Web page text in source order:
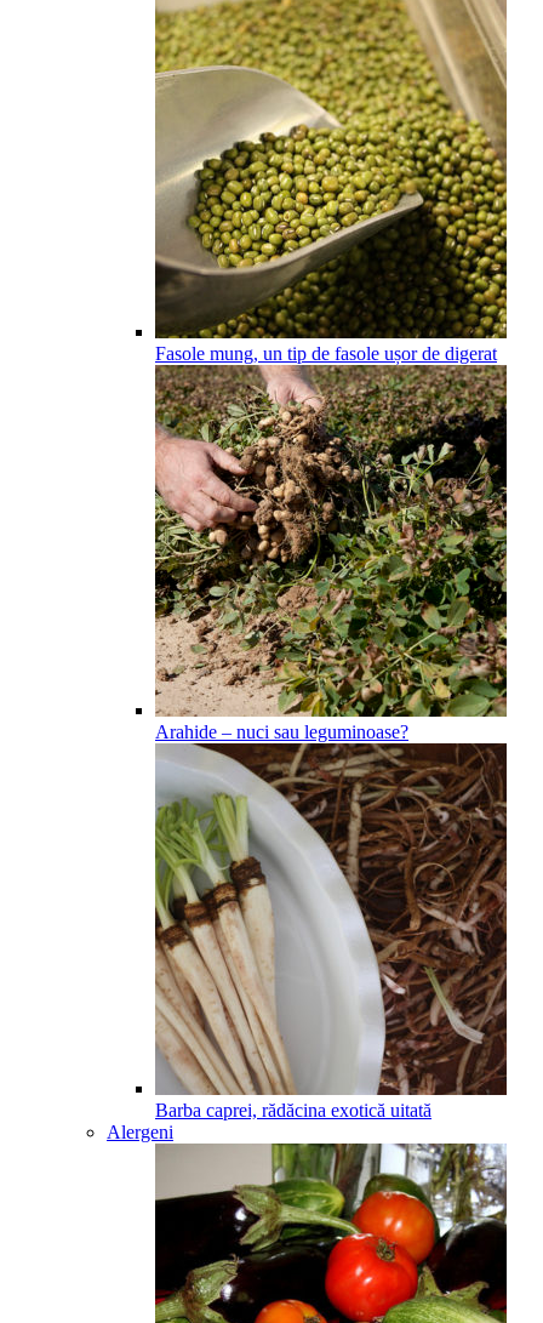
Fasole mung, un tip de fasole ușor de digerat
Arahide – nuci sau leguminoase?
Barba caprei, rădăcina exotică uitată
Alergeni